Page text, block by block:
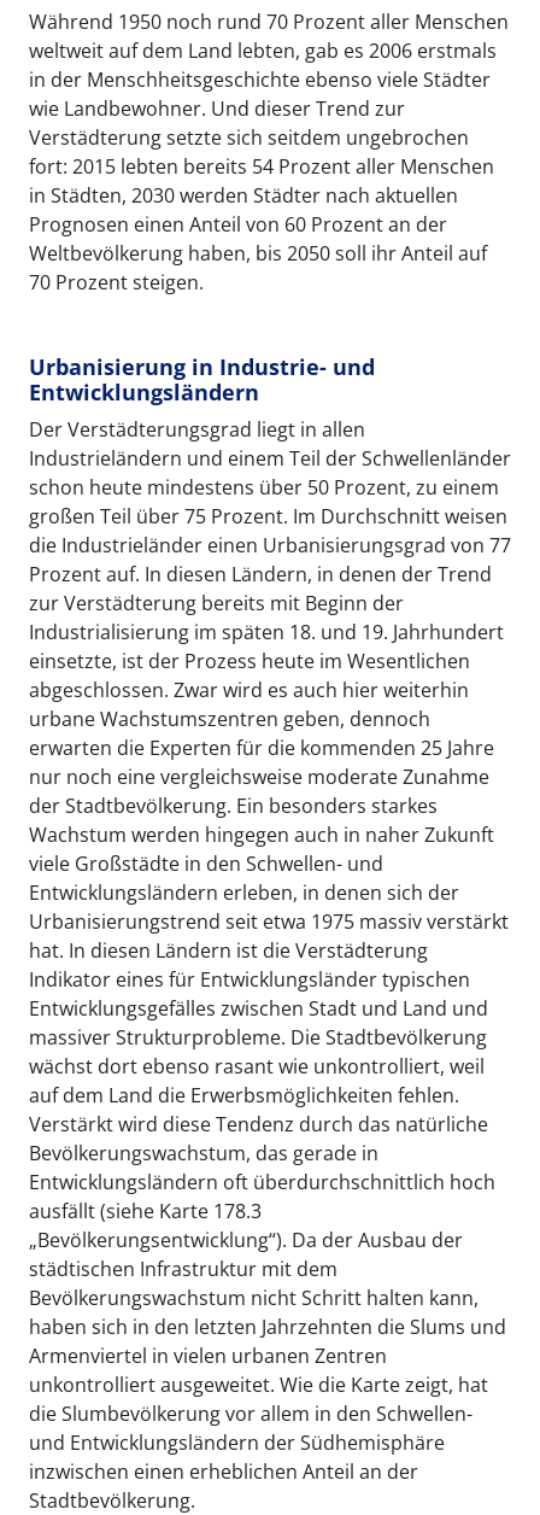
Während 1950 noch rund 70 Prozent aller Menschen
weltweit auf dem Land lebten, gab es 2006 erstmals
in der Menschheitsgeschichte ebenso viele Städter
wie Landbewohner. Und dieser Trend zur
Verstädterung setzte sich seitdem ungebrochen
fort: 2015 lebten bereits 54 Prozent aller Menschen
in Städten, 2030 werden Städter nach aktuellen
Prognosen einen Anteil von 60 Prozent an der
Weltbevölkerung haben, bis 2050 soll ihr Anteil auf
70 Prozent steigen.
Urbanisierung in Industrie- und
Entwicklungsländern
Der Verstädterungsgrad liegt in allen
Industrieländern und einem Teil der Schwellenländer
schon heute mindestens über 50 Prozent, zu einem
großen Teil über 75 Prozent. Im Durchschnitt weisen
die Industrieländer einen Urbanisierungsgrad von 77
Prozent auf. In diesen Ländern, in denen der Trend
zur Verstädterung bereits mit Beginn der
Industrialisierung im späten 18. und 19. Jahrhundert
einsetzte, ist der Prozess heute im Wesentlichen
abgeschlossen. Zwar wird es auch hier weiterhin
urbane Wachstumszentren geben, dennoch
erwarten die Experten für die kommenden 25 Jahre
nur noch eine vergleichsweise moderate Zunahme
der Stadtbevölkerung. Ein besonders starkes
Wachstum werden hingegen auch in naher Zukunft
viele Großstädte in den Schwellen- und
Entwicklungsländern erleben, in denen sich der
Urbanisierungstrend seit etwa 1975 massiv verstärkt
hat. In diesen Ländern ist die Verstädterung
Indikator eines für Entwicklungsländer typischen
Entwicklungsgefälles zwischen Stadt und Land und
massiver Strukturprobleme. Die Stadtbevölkerung
wächst dort ebenso rasant wie unkontrolliert, weil
auf dem Land die Erwerbsmöglichkeiten fehlen.
Verstärkt wird diese Tendenz durch das natürliche
Bevölkerungswachstum, das gerade in
Entwicklungsländern oft überdurchschnittlich hoch
ausfällt (siehe Karte 178.3
„Bevölkerungsentwicklung“). Da der Ausbau der
städtischen Infrastruktur mit dem
Bevölkerungswachstum nicht Schritt halten kann,
haben sich in den letzten Jahrzehnten die Slums und
Armenviertel in vielen urbanen Zentren
unkontrolliert ausgeweitet. Wie die Karte zeigt, hat
die Slumbevölkerung vor allem in den Schwellen-
und Entwicklungsländern der Südhemisphäre
inzwischen einen erheblichen Anteil an der
Stadtbevölkerung.